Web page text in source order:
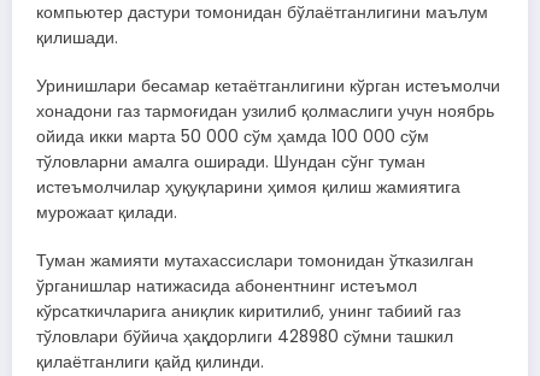
компьютер дастури томонидан бўлаётганлигини маълум
қилишади.
Уринишлари бесамар кетаётганлигини кўрган истеъмолчи
хонадони газ тармоғидан узилиб қолмаслиги учун ноябрь
ойида икки марта 50 000 сўм ҳамда 100 000 сўм
тўловларни амалга оширади. Шундан сўнг туман
истеъмолчилар ҳуқуқларини ҳимоя қилиш жамиятига
мурожаат қилади.
Туман жамияти мутахассислари томонидан ўтказилган
ўрганишлар натижасида абонентнинг истеъмол
кўрсаткичларига аниқлик киритилиб, унинг табиий газ
тўловлари бўйича ҳақдорлиги 428980 сўмни ташкил
қилаётганлиги қайд қилинди.